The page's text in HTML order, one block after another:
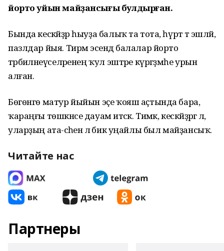
йорто уйын майҙансығы булдырған.
Бында кескәйҙәр һыуҙа балыҡ та тота, һүрәт тә эшләй,
пазлдар йыя. Тирмә эсендә балалар йорто
тәрбиәләнеүселәренең ҡул эштәре күргәҙмәһе урын
алған.
Бөгөнгө матур йыйын эҫе ҡояш аҫтында бара,
ҡараңғы төшкәнсе дауам итәсәк. Тимәк, кескәйҙәргә лә,
уларҙың ата-әсәһенә лә бик уңайлы был майҙансыҡ.
Читайте нас
Партнеры